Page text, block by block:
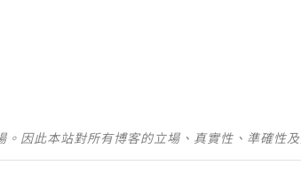
因此本站對所有博客的立場、真實性、準確性